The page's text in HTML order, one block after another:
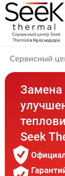
Сервисный центр Seek
Thermalв Краснодаре
Сервисный
Замена
Seek